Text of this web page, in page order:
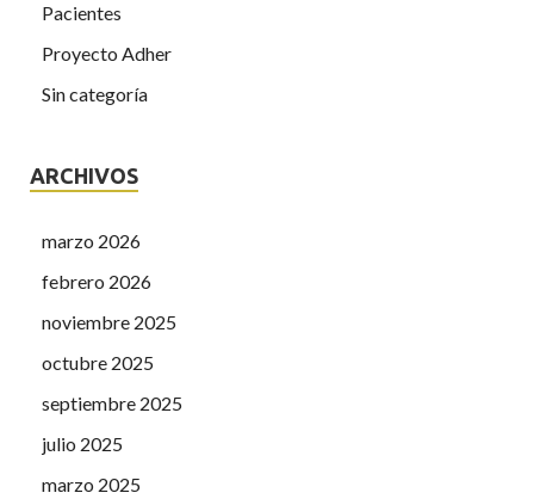
Pacientes
Proyecto Adher
Sin categoría
ARCHIVOS
marzo 2026
febrero 2026
noviembre 2025
octubre 2025
septiembre 2025
julio 2025
marzo 2025